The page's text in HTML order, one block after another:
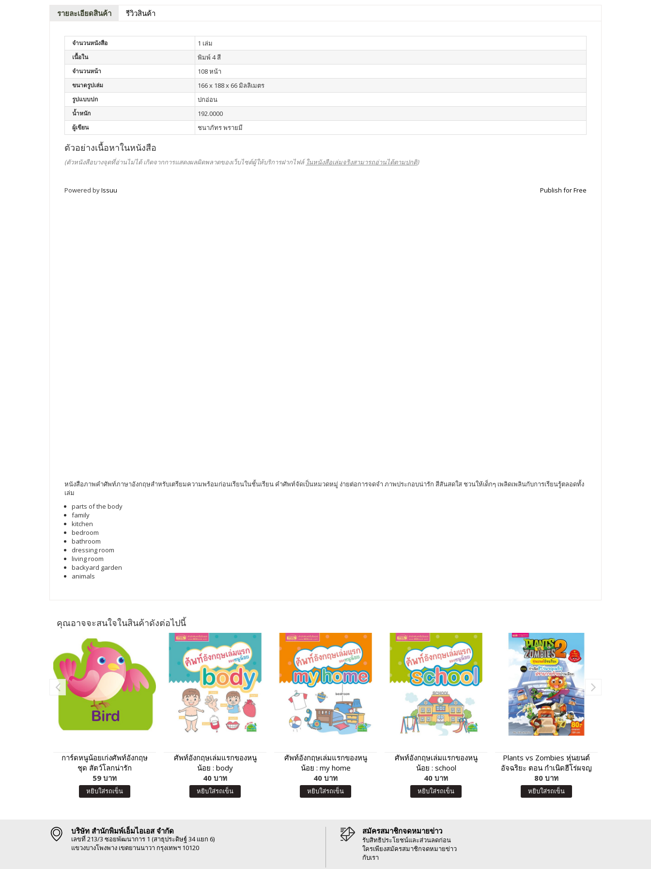
รายละเอียดสินค้า รีวิวสินค้า
จำนวนหนังสือ 1 เล่ม
เนื้อใน พิมพ์ 4 สี
จำนวนหน้า 108 หน้า
ขนาดรูปเล่ม 166 x 188 x 66 มิลลิเมตร
รูปแบบปก ปกอ่อน
น้ำหนัก 192.0000
ผู้เขียน ชนาภัทร พรายมี
ตัวอย่างเนื้อหาในหนังสือ
(ตัวหนังสือบางจุดที่อ่านไม่ได้ เกิดจากการแสดงผลผิดพลาดของเว็บไซต์ผู้ให้บริการฝากไฟล์ ในหนังสือเล่มจริงสามารถอ่านได้ตามปกติ)
Powered byIssuu Publish for Free
หนังสือภาพคำศัพท์ภาษาอังกฤษสำหรับเตรียมความพร้อมก่อนเรียนในชั้นเรียน คำศัพท์จัดเป็นหมวดหมู่ ง่ายต่อการจดจำ ภาพประกอบน่ารัก สีสันสดใส ชวนให้เด็กๆ เพลิดเพลินกับการเรียนรู้ตลอดทั้ง
เล่ม
parts of the body
family
kitchen
bedroom
bathroom
dressing room
living room
backyard garden
animals
คุณอาจจะสนใจในสินค้าดังต่อไปนี้
การ์ดหนูน้อยเก่งศัพท์อังกฤษ
ชุด สัตว์โลกน่ารัก
59 บาท
หยิบใส่รถเข็น
ศัพท์อังกฤษเล่มแรกของหนู
น้อย : body
40 บาท
หยิบใส่รถเข็น
ศัพท์อังกฤษเล่มแรกของหนู
น้อย : my home
40 บาท
หยิบใส่รถเข็น
ศัพท์อังกฤษเล่มแรกของหนู
น้อย : school
40 บาท
หยิบใส่รถเข็น
Plants vs Zombies หุ่นยนต์
อัจฉริยะ ตอน กำเนิดฮีโร่ผจญ
เพลิงปราบวายร้ายป่วนเมือง
80 บาท
หยิบใส่รถเข็น
บริษัท สำนักพิมพ์เอ็มไอเอส จำกัด
เลขที่ 213/3 ซอยพัฒนาการ 1 (สาธุประดิษฐ์ 34 แยก 6)
แขวงบางโพงพาง เขตยานนาวา กรุงเทพฯ 10120
สมัครสมาชิกจดหมายข่าว
รับสิทธิประโยชน์และส่วนลดก่อน
ใครเพียงสมัครสมาชิกจดหมายข่าว
กับเรา